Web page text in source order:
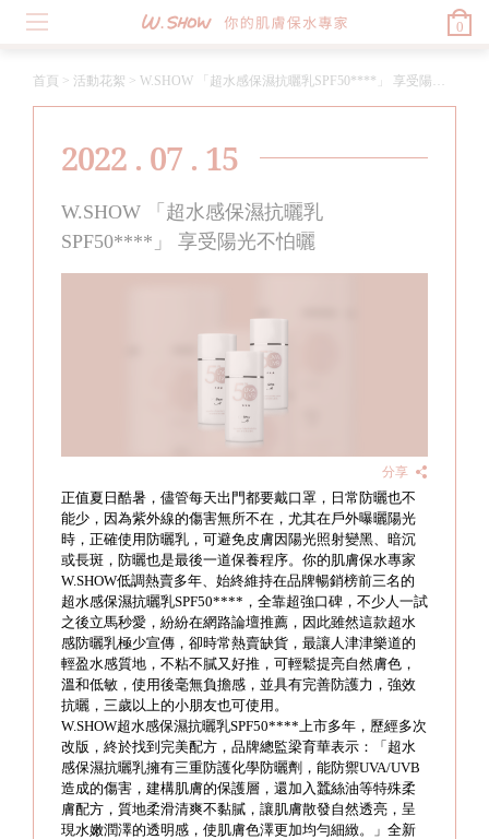
0
首頁 > 活動花絮 > W.SHOW 「超水感保濕抗曬乳SPF50****」 享受陽光不怕曬
2022 . 07 . 15
W.SHOW 「超水感保濕抗曬乳
SPF50****」 享受陽光不怕曬
分享
正值夏日酷暑，儘管每天出門都要戴口罩，日常防曬也不
能少，因為紫外線的傷害無所不在，尤其在戶外曝曬陽光
時，正確使用防曬乳，可避免皮膚因陽光照射變黑、暗沉
或長斑，防曬也是最後一道保養程序。你的肌膚保水專家
W.SHOW低調熱賣多年、始終維持在品牌暢銷榜前三名的
超水感保濕抗曬乳SPF50****，全靠超強口碑，不少人一試
之後立馬秒愛，紛紛在網路論壇推薦，因此雖然這款超水
感防曬乳極少宣傳，卻時常熱賣缺貨，最讓人津津樂道的
輕盈水感質地，不粘不膩又好推，可輕鬆提亮自然膚色，
溫和低敏，使用後毫無負擔感，並具有完善防護力，強效
抗曬，三歲以上的小朋友也可使用。
W.SHOW超水感保濕抗曬乳SPF50****上市多年，歷經多次
改版，終於找到完美配方，品牌總監梁育華表示：「超水
感保濕抗曬乳擁有三重防護化學防曬劑，能防禦UVA/UVB
造成的傷害，建構肌膚的保護層，還加入蠶絲油等特殊柔
膚配方，質地柔滑清爽不黏膩，讓肌膚散發自然透亮，呈
現水嫩潤澤的透明感，使肌膚色澤更加均勻細緻。」全新